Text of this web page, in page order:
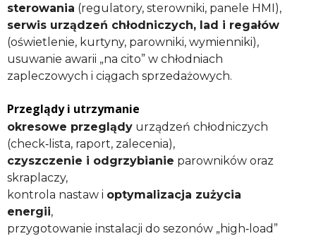
sterowania (regulatory, sterowniki, panele HMI),
serwis urządzeń chłodniczych, lad i regałów
(oświetlenie, kurtyny, parowniki, wymienniki),
usuwanie awarii „na cito” w chłodniach
zapleczowych i ciągach sprzedażowych.
Przeglądy i utrzymanie
okresowe przeglądy urządzeń chłodniczych
(check‑lista, raport, zalecenia),
czyszczenie i odgrzybianie parowników oraz
skraplaczy,
kontrola nastaw i optymalizacja zużycia
energii,
przygotowanie instalacji do sezonów „high‑load”